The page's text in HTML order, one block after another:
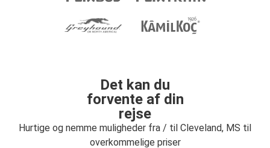
Det kan du
forvente af din
rejse
Hurtige og nemme muligheder fra / til Cleveland, MS til
overkommelige priser